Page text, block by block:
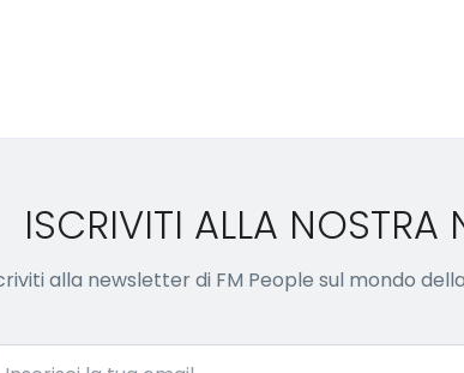
ISCRIVITI ALLA NOSTRA
alla newsletter di FM People sul mondo